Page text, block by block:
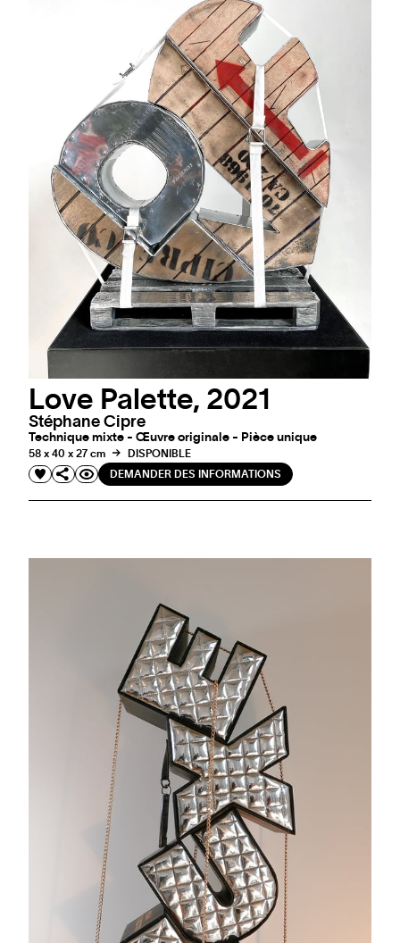
Love Palette, 2021
Stéphane Cipre
Technique mixte - Œuvre originale - Pièce unique
58 x 40 x 27 cm
DISPONIBLE
DEMANDER DES INFORMATIONS